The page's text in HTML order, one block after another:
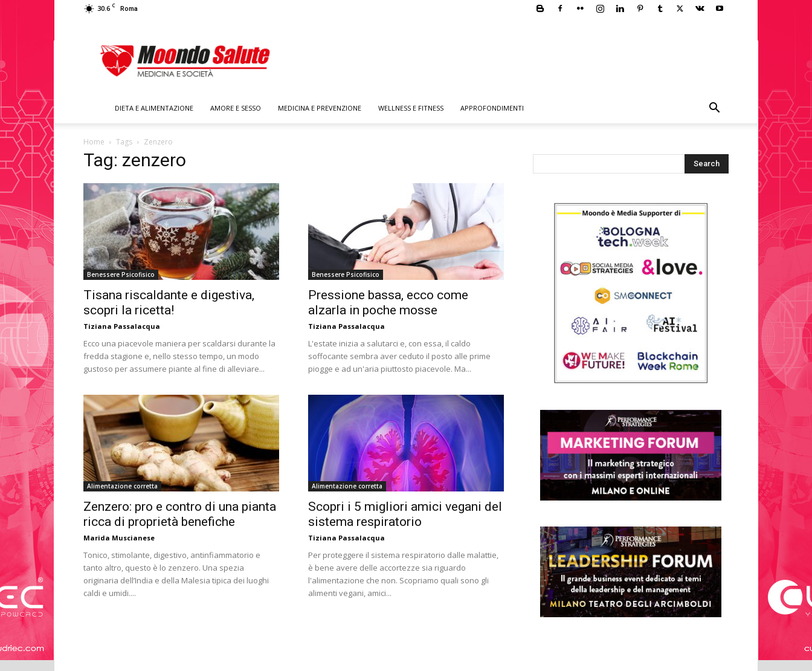
30.6 C Roma
Salute
DIETA E ALIMENTAZIONE AMORE E SESSO MEDICINA E PREVENZIONE WELLNESS E FITNESS APPROFONDIMENTI
Home Tags Zenzero
Tag: zenzero
Benessere Psicofisico
Tisana riscaldante e digestiva,
scopri la ricetta!
Tiziana Passalacqua
Ecco una piacevole maniera per scaldarsi durante la
fredda stagione e, nello stesso tempo, un modo
gustoso per assumere piante al fine di alleviare...
Benessere Psicofisico
Pressione bassa, ecco come
alzarla in poche mosse
Tiziana Passalacqua
L'estate inizia a salutarci e, con essa, il caldo
soffocante sembra aver ceduto il posto alle prime
piogge e ad un'aria piuttosto piacevole. Ma...
Alimentazione corretta
Zenzero: pro e contro di una pianta
ricca di proprietà benefiche
Marida Muscianese
Tonico, stimolante, digestivo, antinfiammatorio e
tanto altro, questo è lo zenzero. Una spezia
originaria dell’India e della Malesia tipica dei luoghi
caldi e umidi....
Alimentazione corretta
Scopri i 5 migliori amici vegani del
sistema respiratorio
Tiziana Passalacqua
Per proteggere il sistema respiratorio dalle malattie,
è bene avere delle accortezze sia riguardo
l'alimentazione che non. Scopriamo quali sono gli
alimenti vegani, amici...